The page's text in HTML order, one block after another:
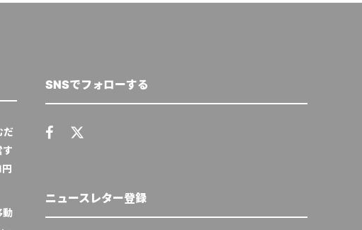
だ
す
動
SNSでフォローする
ニュースレター登録